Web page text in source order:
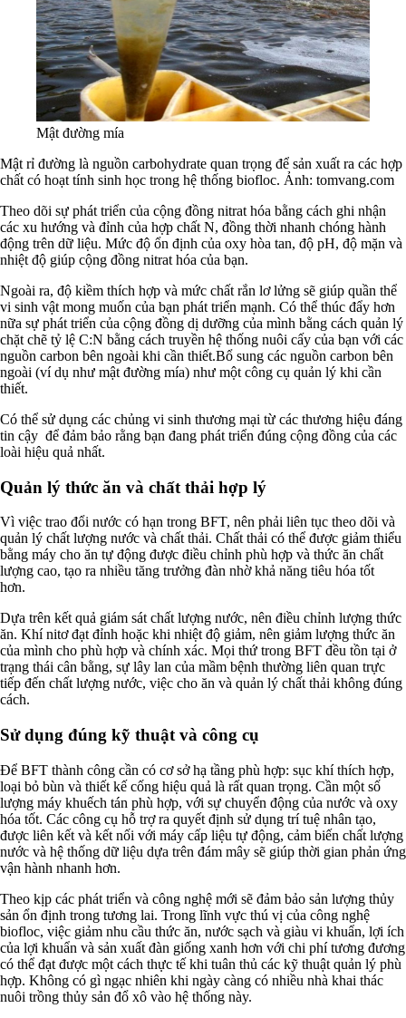
Mật đường mía
Mật rỉ đường là nguồn carbohydrate quan trọng để sản xuất ra các hợp
chất có hoạt tính sinh học trong hệ thống biofloc. Ảnh: tomvang.com
Theo dõi sự phát triển của cộng đồng nitrat hóa bằng cách ghi nhận
các xu hướng và đỉnh của hợp chất N, đồng thời nhanh chóng hành
động trên dữ liệu. Mức độ ổn định của oxy hòa tan, độ pH, độ mặn và
nhiệt độ giúp cộng đồng nitrat hóa của bạn.
Ngoài ra, độ kiềm thích hợp và mức chất rắn lơ lửng sẽ giúp quần thể
vi sinh vật mong muốn của bạn phát triển mạnh. Có thể thúc đẩy hơn
nữa sự phát triển của cộng đồng dị dưỡng của mình bằng cách quản lý
chặt chẽ tỷ lệ C:N bằng cách truyền hệ thống nuôi cấy của bạn với các
nguồn carbon bên ngoài khi cần thiết.Bổ sung các nguồn carbon bên
ngoài (ví dụ như mật đường mía) như một công cụ quản lý khi cần
thiết.
Có thể sử dụng các chủng vi sinh thương mại từ các thương hiệu đáng
tin cậy để đảm bảo rằng bạn đang phát triển đúng cộng đồng của các
loài hiệu quả nhất.
Quản lý thức ăn và chất thải hợp lý
Vì việc trao đổi nước có hạn trong BFT, nên phải liên tục theo dõi và
quản lý chất lượng nước và chất thải. Chất thải có thể được giảm thiểu
bằng máy cho ăn tự động được điều chỉnh phù hợp và thức ăn chất
lượng cao, tạo ra nhiều tăng trưởng đàn nhờ khả năng tiêu hóa tốt
hơn.
Dựa trên kết quả giám sát chất lượng nước, nên điều chỉnh lượng thức
ăn. Khí nitơ đạt đỉnh hoặc khi nhiệt độ giảm, nên giảm lượng thức ăn
của mình cho phù hợp và chính xác. Mọi thứ trong BFT đều tồn tại ở
trạng thái cân bằng, sự lây lan của mầm bệnh thường liên quan trực
tiếp đến chất lượng nước, việc cho ăn và quản lý chất thải không đúng
cách.
Sử dụng đúng kỹ thuật và công cụ
Để BFT thành công cần có cơ sở hạ tầng phù hợp: sục khí thích hợp,
loại bỏ bùn và thiết kế cống hiệu quả là rất quan trọng. Cần một số
lượng máy khuếch tán phù hợp, với sự chuyển động của nước và oxy
hóa tốt. Các công cụ hỗ trợ ra quyết định sử dụng trí tuệ nhân tạo,
được liên kết và kết nối với máy cấp liệu tự động, cảm biến chất lượng
nước và hệ thống dữ liệu dựa trên đám mây sẽ giúp thời gian phản ứng
vận hành nhanh hơn.
Theo kịp các phát triển và công nghệ mới sẽ đảm bảo sản lượng thủy
sản ổn định trong tương lai. Trong lĩnh vực thú vị của công nghệ
biofloc, việc giảm nhu cầu thức ăn, nước sạch và giàu vi khuẩn, lợi ích
của lợi khuẩn và sản xuất đàn giống xanh hơn với chi phí tương đương
có thể đạt được một cách thực tế khi tuân thủ các kỹ thuật quản lý phù
hợp. Không có gì ngạc nhiên khi ngày càng có nhiều nhà khai thác
nuôi trồng thủy sản đổ xô vào hệ thống này.